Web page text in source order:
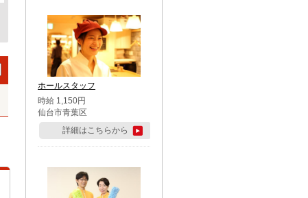
ホールスタッフ
時給 1,150円
仙台市青葉区
詳細はこちらから